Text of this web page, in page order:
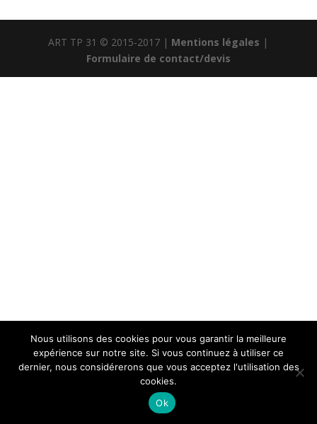
ART TP 31 © 2015-2017 | Mentions légales |
Formulaire de contact/devis
Nous utilisons des cookies pour vous garantir la meilleure
expérience sur notre site. Si vous continuez à utiliser ce
dernier, nous considérerons que vous acceptez l'utilisation des
cookies.
Ok